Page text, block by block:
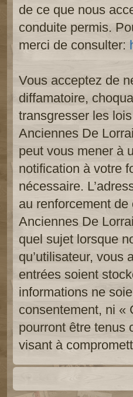
de ce que nous
conduite permis.
merci de consulter:
Vous acceptez de
diffamatoire,
transgresser les
Anciennes De
peut vous mener à
notification à votre
nécessaire.
au renforcement
Anciennes De
quel sujet lorsque
qu’utilisateur, vous
entrées soient
informations ne
consentement, ni «
pourront être tenus
visant à